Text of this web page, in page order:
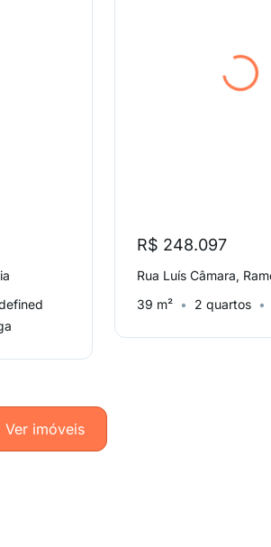
R$ 248.097
Rua Luís Câmara,
39 m²
2 quartos
Ver imóveis